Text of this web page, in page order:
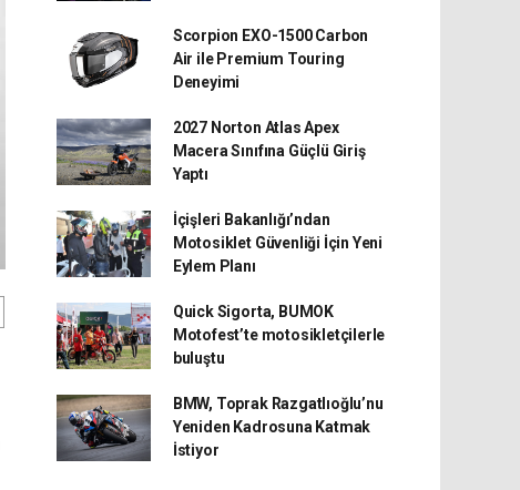
Scorpion EXO-1500 Carbon
Air ile Premium Touring
Deneyimi
2027 Norton Atlas Apex
Macera Sınıfına Güçlü Giriş
Yaptı
İçişleri Bakanlığı’ndan
Motosiklet Güvenliği İçin Yeni
Eylem Planı
Quick Sigorta, BUMOK
Motofest’te motosikletçilerle
buluştu
BMW, Toprak Razgatlıoğlu’nu
Yeniden Kadrosuna Katmak
İstiyor